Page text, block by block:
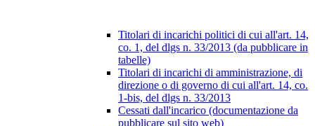
Titolari di incarichi politici di cui all'art. 14,
co. 1, del dlgs n. 33/2013 (da pubblicare in
tabelle)
Titolari di incarichi di amministrazione, di
direzione o di governo di cui all'art. 14, co.
1-bis, del dlgs n. 33/2013
Cessati dall'incarico (documentazione da
pubblicare sul sito web)